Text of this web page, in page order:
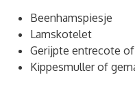
Beenhamspiesje
Lamskotelet
Gerijpte entrecote
Kippesmuller of